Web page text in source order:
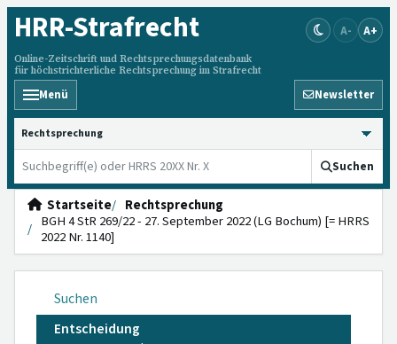
HRR-Strafrecht
Online-Zeitschrift und Rechtsprechungsdatenbank
für höchstrichterliche Rechtsprechung im Strafrecht
A- A+
Menü Newsletter
HRRS durchsuchen
Suchen
Startseite
Rechtsprechung
BGH 4 StR 269/22 - 27. September 2022 (LG Bochum) [= HRRS
2022 Nr. 1140]
Suchen
Entscheidung